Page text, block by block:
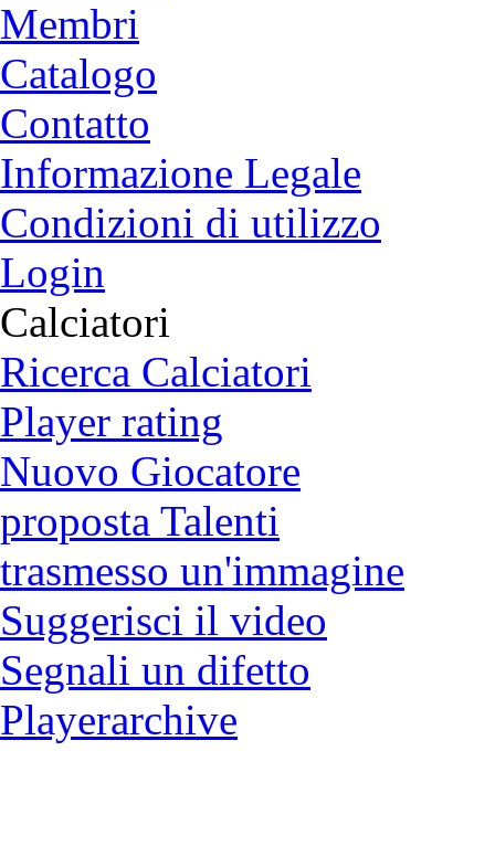
中文
magyar
türkçe
Prima Pagina
Notizie
Calciatori
Membri
Catalogo
Contatto
Informazione Legale
Condizioni di utilizzo
Login
Calciatori
Ricerca Calciatori
Player rating